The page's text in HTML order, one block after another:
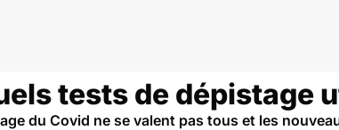
tests de dépistage
du Covid ne se valent pas tous et les